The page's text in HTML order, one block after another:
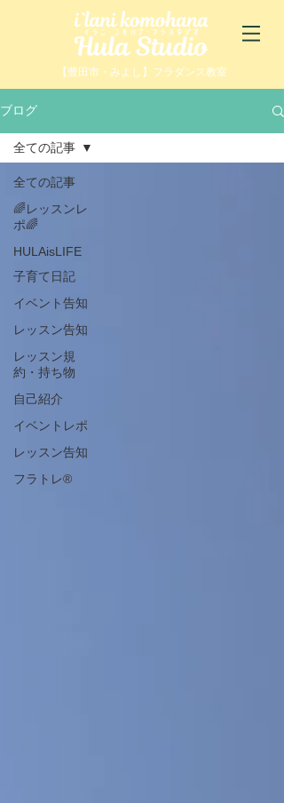
【豊田市・みよし】フラダンス教室
ブログ
全ての記事
🌈レッスンレ
ポ🌈
HULAisLIFE
子育て日記
イベント告知
レッスン告知
レッスン規
約・持ち物
自己紹介
イベントレポ
レッスン告知
フラトレ®️
全ての記事